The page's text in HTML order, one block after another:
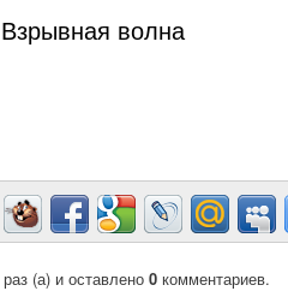
волна
раз (а) и оставлено 0 комментариев.